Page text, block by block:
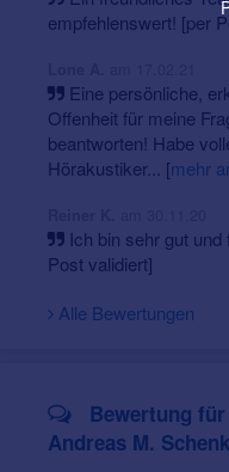
Unser Sortiment
und Bauformen von
Geschäftsführer und
Andreas M. Schenk,
Weiterentwicklung und
Mitarbeiter. Denn das
Zufriedenheit!
Sie uns persönlich
Mein Team und ich
Ihr Andreas M. Schenk
Sie uns Ihre Termin-
empfehlenswert! [per
Eine persönliche,
Offenheit für meine
beantworten! Habe
Hörakustiker... [mehr
Ich bin sehr gut
Post validiert]
Alle Bewertungen
Bewertung
Andreas M. Schenk